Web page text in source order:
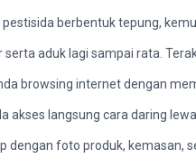
berbentuk tepung,
aduk lagi sampai rata.
browsing internet dengan
akses langsung cara daring
dengan foto produk, kemasan,